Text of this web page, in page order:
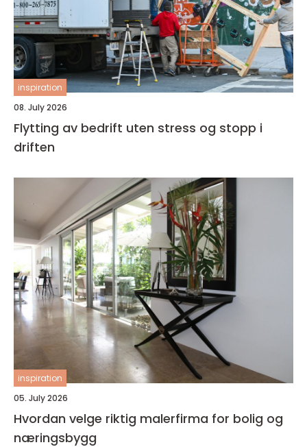
inspiration
08. July 2026
Flytting av bedrift uten stress og stopp i
driften
inspiration
05. July 2026
Hvordan velge riktig malerfirma for bolig og
næringsbygg